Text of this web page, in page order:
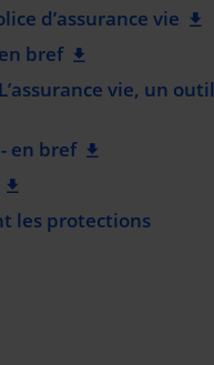
d’assurance vie
bref
vie, un outil
en bref
les protections